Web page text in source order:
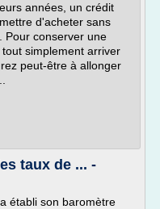
années, un crédit
d'acheter sans
Pour conserver une
simplement arriver
peut-être à allonger
taux de ... -
établi son baromètre